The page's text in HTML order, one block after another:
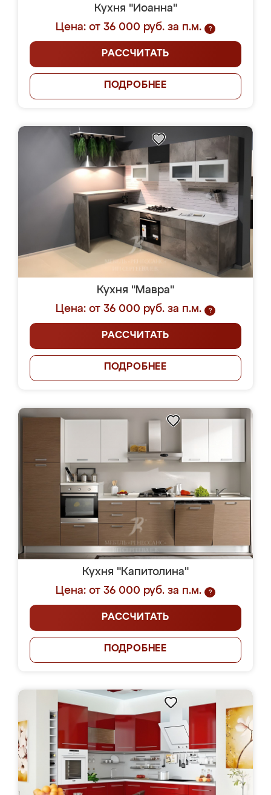
Кухня "Иоанна"
Цена: от 36 000 руб. за п.м.
?
РАССЧИТАТЬ
ПОДРОБНЕЕ
Кухня "Мавра"
Цена: от 36 000 руб. за п.м.
?
РАССЧИТАТЬ
ПОДРОБНЕЕ
Кухня "Капитолина"
Цена: от 36 000 руб. за п.м.
?
РАССЧИТАТЬ
ПОДРОБНЕЕ